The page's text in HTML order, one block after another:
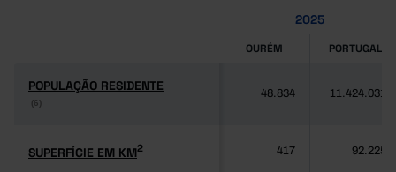
2025
OURÉM PORTUGAL
POPULAÇÃO RESIDENTE
(6)
POPULAÇÃO RESIDENTE
(6)
48.834 11.424.031
SUPERFÍCIE EM KM2
SUPERFÍCIE EM KM2 417 92.225